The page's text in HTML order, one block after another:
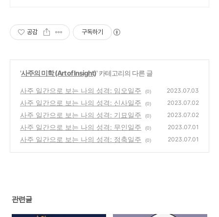
공감 구독하기
'사주의 미학 (Art of Insight)' 카테고리의 다른 글
사주 일간으로 보는 나의 성격: 임오일주 (0) 2023.07.03
사주 일간으로 보는 나의 성격: 신사일주 (0) 2023.07.02
사주 일간으로 보는 나의 성격: 기묘일주 (0) 2023.07.02
사주 일간으로 보는 나의 성격: 무인일주 (0) 2023.07.01
사주 일간으로 보는 나의 성격: 정축일주 (0) 2023.07.01
관련글